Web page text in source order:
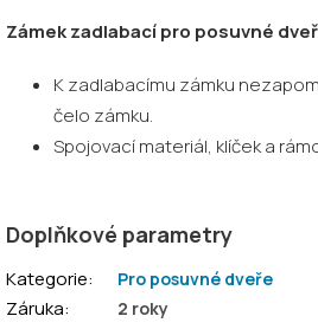
Zámek zadlabací pro posuvné
K zadlabacímu zámku
čelo zámku.
Spojovací materiál, klíček a
Doplňkové parametry
Kategorie: Pro posuvné dveře
Záruka: 2 roky